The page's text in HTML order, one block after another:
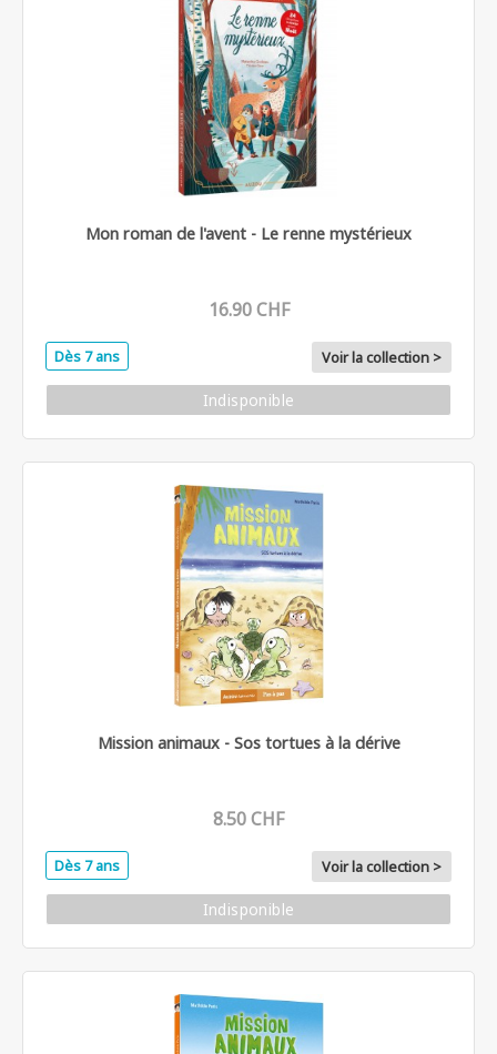
Mon roman de l'avent - Le renne mystérieux
16.90 CHF
Dès 7 ans Voir la collection >
Indisponible
Mission animaux - Sos tortues à la dérive
8.50 CHF
Dès 7 ans Voir la collection >
Indisponible